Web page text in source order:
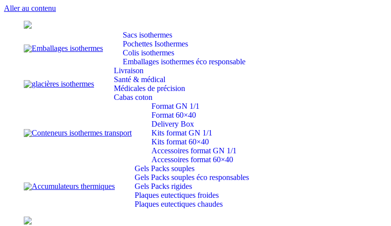
Aller au contenu
Emballages isothermes
Sacs isothermes
Pochettes Isothermes
Colis isothermes
Emballages isothermes éco responsable
glacières isothermes
Livraison
Santé & médical
Médicales de précision
Cabas coton
Conteneurs isothermes transport
Format GN 1/1
Format 60×40
Delivery Box
Kits format GN 1/1
Kits format 60×40
Accessoires format GN 1/1
Accessoires format 60×40
Accumulateurs thermiques
Gels Packs souples
Gels Packs souples éco responsables
Gels Packs rigides
Plaques eutectiques froides
Plaques eutectiques chaudes